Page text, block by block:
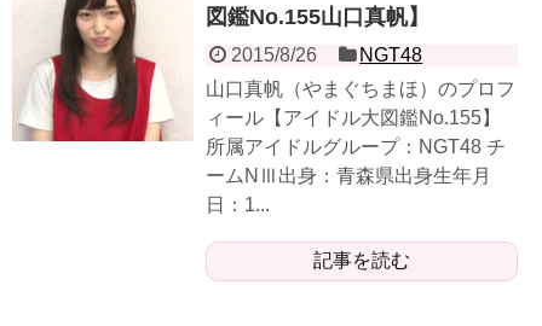
図鑑No.155山口真帆】
2015/8/26
NGT48
山口真帆（やまぐちまほ）のプロフ
ィール【アイドル大図鑑No.155】
所属アイドルグループ：NGT48 チ
ームNⅢ出身：青森県出身生年月
日：1...
記事を読む